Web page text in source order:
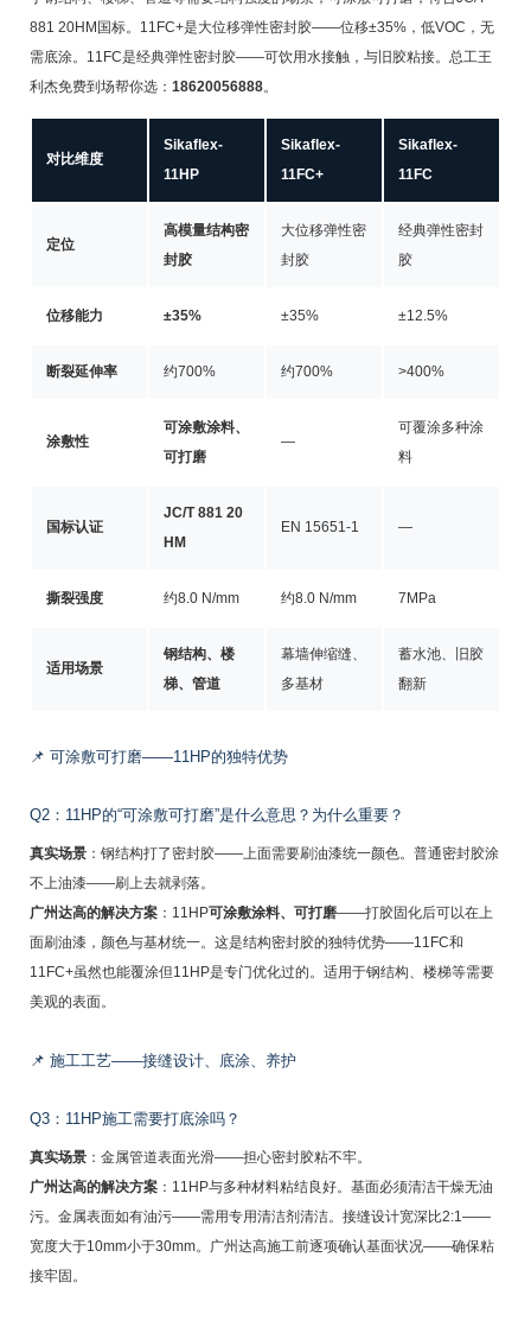
881 20HM国标。11FC+是大位移弹性密封胶——位移±35%，低VOC，无
需底涂。11FC是经典弹性密封胶——可饮用水接触，与旧胶粘接。总工王
利杰免费到场帮你选： 18620056888。
对比维度
Sikaflex-
11HP
Sikaflex-
11FC+
Sikaflex-
11FC
定位
高模量结构密
封胶
大位移弹性密
封胶
经典弹性密封
胶
位移能力 ±35% ±35% ±12.5%
断裂延伸率 约700% 约700% >400%
涂敷性
可涂敷涂料、
可打磨
—
可覆涂多种涂
料
国标认证
JC/T 881 20
HM
EN 15651-1 —
撕裂强度 约8.0 N/mm 约8.0 N/mm 7MPa
适用场景
钢结构、楼
梯、管道
幕墙伸缩缝、
多基材
蓄水池、旧胶
翻新
📌 可涂敷可打磨——11HP的独特优势
Q2：11HP的“可涂敷可打磨”是什么意思？为什么重要？
真实场景：钢结构打了密封胶——上面需要刷油漆统一颜色。普通密封胶涂
不上油漆——刷上去就剥落。
广州达高的解决方案：11HP可涂敷涂料、可打磨——打胶固化后可以在上
面刷油漆，颜色与基材统一。这是结构密封胶的独特优势——11FC和
11FC+虽然也能覆涂但11HP是专门优化过的。适用于钢结构、楼梯等需要
美观的表面。
📌 施工工艺——接缝设计、底涂、养护
Q3：11HP施工需要打底涂吗？
真实场景：金属管道表面光滑——担心密封胶粘不牢。
广州达高的解决方案：11HP与多种材料粘结良好。基面必须清洁干燥无油
污。金属表面如有油污——需用专用清洁剂清洁。接缝设计宽深比2:1——
宽度大于10mm小于30mm。广州达高施工前逐项确认基面状况——确保粘
接牢固。